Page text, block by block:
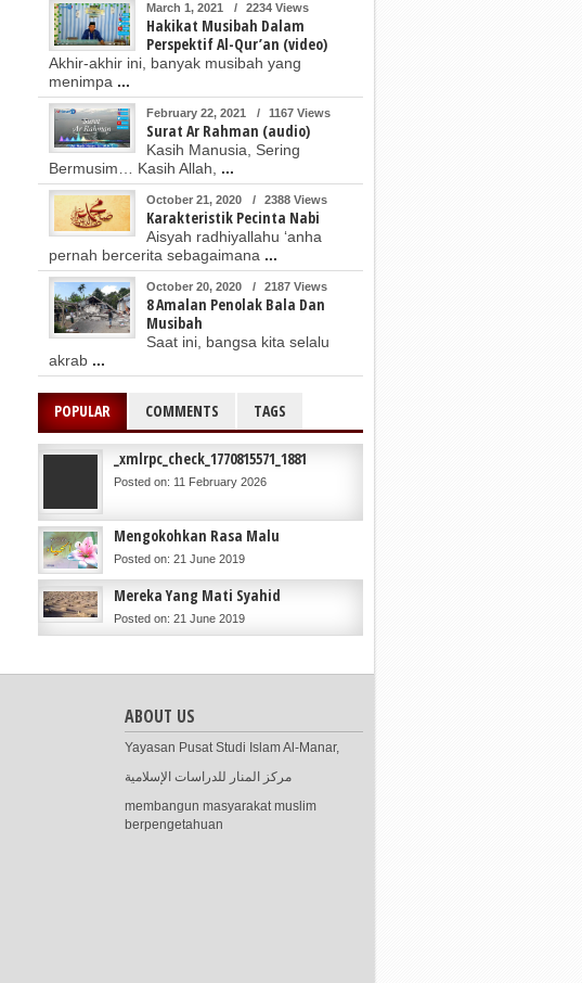
March 1, 2021 / 2234 Views
Hakikat Musibah Dalam
Perspektif Al-Qur’an (video)
Akhir-akhir ini, banyak musibah yang
menimpa ...
February 22, 2021 / 1167 Views
Surat Ar Rahman (audio)
Kasih Manusia, Sering
Bermusim… Kasih Allah, ...
October 21, 2020 / 2388 Views
Karakteristik Pecinta Nabi
Aisyah radhiyallahu ‘anha
pernah bercerita sebagaimana ...
October 20, 2020 / 2187 Views
8 Amalan Penolak Bala Dan
Musibah
Saat ini, bangsa kita selalu
akrab ...
POPULAR COMMENTS TAGS
_xmlrpc_check_1770815571_1881
Posted on: 11 February 2026
Mengokohkan Rasa Malu
Posted on: 21 June 2019
Mereka Yang Mati Syahid
Posted on: 21 June 2019
ABOUT US
Yayasan Pusat Studi Islam Al-Manar,
مركز المنار للدراسات الإسلامية
membangun masyarakat muslim
berpengetahuan